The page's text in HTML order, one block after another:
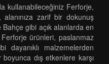
kullanabileceğiniz Ferforje,
alanınıza zarif bir dokunuş
gibi açık alanlarda en
ürünleri, paslanmaz
malzemelerden
dış etkenlere karşı